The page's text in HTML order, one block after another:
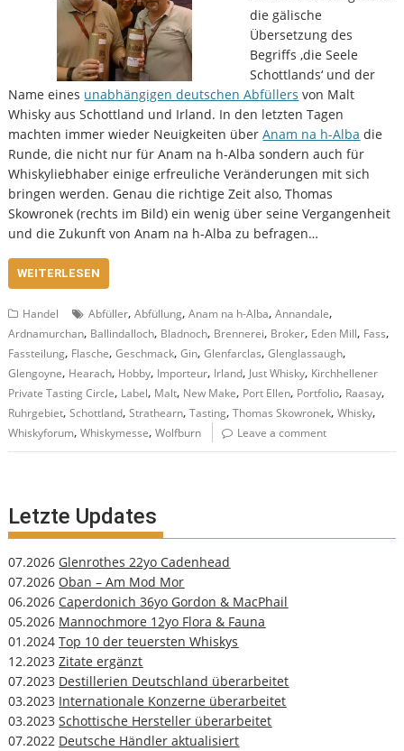
die gälische
Übersetzung des
Begriffs ‚die Seele
Schottlands‘ und der
Name eines unabhängigen deutschen Abfüllers von Malt
Whisky aus Schottland und Irland. In den letzten Tagen
machten immer wieder Neuigkeiten überAnam na h-Alba die
Runde, die nicht nur für Anam na h-Alba sondern auch für
Whiskyliebhaber einige erfreuliche Veränderungen mit sich
bringen werden. Genau die richtige Zeit also, Thomas
Skowronek (rechts im Bild) ein wenig über seine Vergangenheit
und die Zukunft von Anam na h-Alba zu befragen…
WEITERLESEN
Handel Abfüller,Abfüllung,Anam na h-Alba,Annandale,
Ardnamurchan, Ballindalloch, Bladnoch, Brennerei, Broker, Eden Mill, Fass,
Fassteilung, Flasche,Geschmack,Gin,Glenfarclas,Glenglassaugh,
Glengoyne, Hearach, Hobby, Importeur, Irland, Just Whisky, Kirchhellener
Private Tasting Circle, Label, Malt, New Make, Port Ellen, Portfolio, Raasay,
Ruhrgebiet,Schottland,Strathearn,Tasting,Thomas Skowronek,Whisky,
Whiskyforum,Whiskymesse,Wolfburn Leave a comment
Letzte Updates
07.2026 Glenrothes 22yo Cadenhead
07.2026 Oban – Am Mod Mor
06.2026 Caperdonich 36yo Gordon & MacPhail
05.2026 Mannochmore 12yo Flora & Fauna
01.2024Top 10 der teuersten Whiskys
12.2023Zitate ergänzt
07.2023 Destillerien Deutschland überarbeitet
03.2023 Internationale Konzerne überarbeitet
03.2023Schottische Hersteller überarbeitet
07.2022 Deutsche Händler aktualisiert